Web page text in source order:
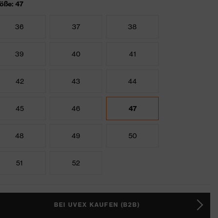
47
36 37 38
39 40 41
42 43 44
45 46 47
48 49 50
51 52
BEI UVEX KAUFEN (B2B)